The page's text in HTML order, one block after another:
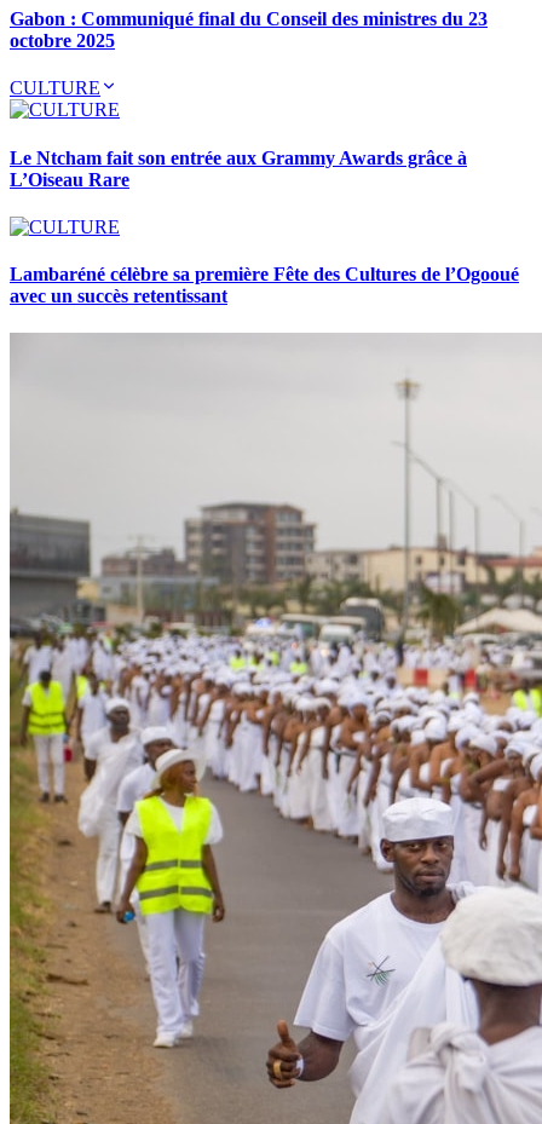
Gabon : Communiqué final du Conseil des ministres du 23
octobre 2025
CULTURE
Le Ntcham fait son entrée aux Grammy Awards grâce à
L’Oiseau Rare
Lambaréné célèbre sa première Fête des Cultures de l’Ogooué
avec un succès retentissant